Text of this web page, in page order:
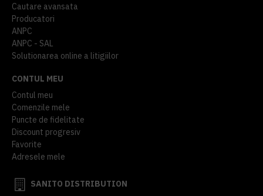
Cautare avansata
Producatori
ANPC
ANPC - SAL
Solutionarea online a litigiilor
CONTUL MEU
Contul meu
Comenzile mele
Puncte de fidelitate
Discount progresiv
Favorite
Adresele mele
SANITO DISTRIBUTION